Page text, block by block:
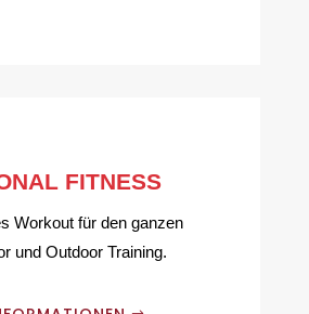
FITNESS
Workout für den ganzen
und Outdoor Training.